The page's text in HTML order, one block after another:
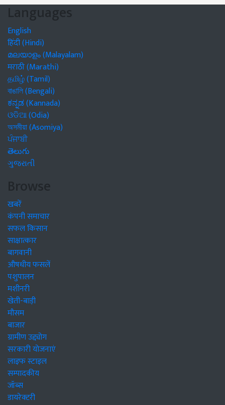
Languages
English
हिंदी (Hindi)
മലയാളം (Malayalam)
मराठी (Marathi)
தமிழ் (Tamil)
বাঙালি (Bengali)
ಕನ್ನಡ (Kannada)
ଓଡିଆ (Odia)
অসমীয়া (Asomiya)
ਪੰਜਾਬੀ
తెలుగు
ગુજરાતી
Browse
खबरें
कंपनी समाचार
सफल किसान
साक्षात्कार
बागवानी
औषधीय फसलें
पशुपालन
मशीनरी
खेती-बाड़ी
मौसम
बाजार
ग्रामीण उद्द्योग
सरकारी योजनाएं
लाइफ स्टाइल
सम्पादकीय
जॉब्स
डायरेक्टरी